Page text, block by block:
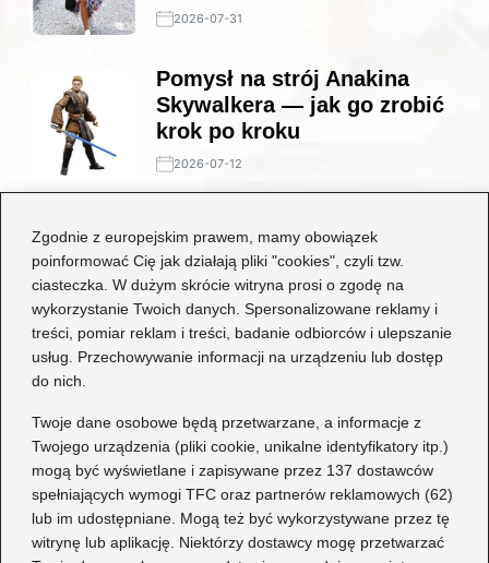
Zgodnie z europejskim prawem, mamy obowiązek
poinformować Cię jak działają pliki "cookies", czyli tzw.
ciasteczka. W dużym skrócie witryna prosi o zgodę na
wykorzystanie Twoich danych. Spersonalizowane reklamy i
treści, pomiar reklam i treści, badanie odbiorców i ulepszanie
usług. Przechowywanie informacji na urządzeniu lub dostęp
do nich.
Twoje dane osobowe będą przetwarzane, a informacje z
Twojego urządzenia (pliki cookie, unikalne identyfikatory itp.)
mogą być wyświetlane i zapisywane przez 137 dostawców
spełniających wymogi TFC oraz partnerów reklamowych (62)
lub im udostępniane. Mogą też być wykorzystywane przez tę
witrynę lub aplikację. Niektórzy dostawcy mogę przetwarzać
2026-07-31
Pomysł na strój Anakina
Skywalkera — jak go zrobić
krok po kroku
2026-07-12
buty będą idealne do czarnej
koronkowej sukienki?
2026-06-29
Kategorie
Dziecko(17)
Moda(67)
Obuwie(76)
Odzież(7)
Porady(75)